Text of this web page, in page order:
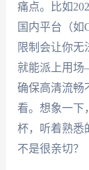
痛点。比如
国内平台（
限制会让你无
就能派上用场
确保高清流畅
看。想象一下
杯，听着熟悉
不是很亲切？